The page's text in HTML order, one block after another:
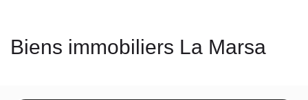
Biens immobiliers La Marsa